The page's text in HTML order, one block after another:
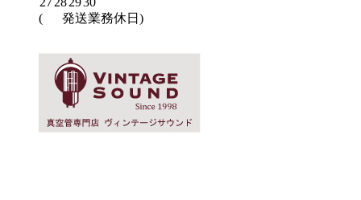
(
発送業務休日)